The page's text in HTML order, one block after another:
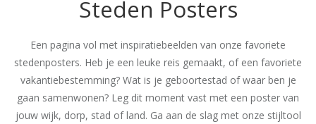
Steden Posters
Een pagina vol met inspiratiebeelden van onze favoriete
stedenposters. Heb je een leuke reis gemaakt, of een favoriete
vakantiebestemming? Wat is je geboortestad of waar ben je
gaan samenwonen? Leg dit moment vast met een poster van
jouw wijk, dorp, stad of land. Ga aan de slag met onze stijltool